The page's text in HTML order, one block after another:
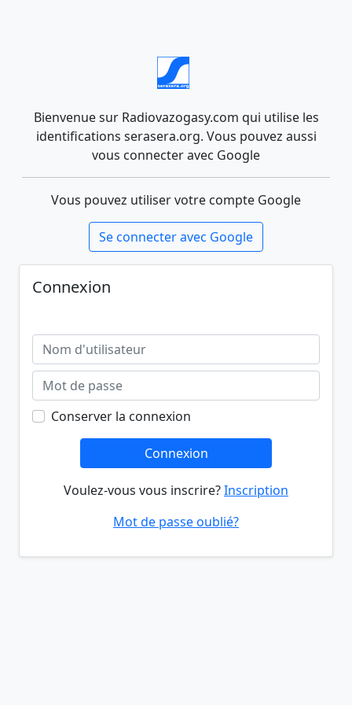
Bienvenue sur Radiovazogasy.com qui utilise les
identifications serasera.org. Vous pouvez aussi
vous connecter avec Google
Vous pouvez utiliser votre compte Google
Se connecter avec Google
Connexion
Conserver la connexion
Connexion
Voulez-vous vous inscrire?Inscription
Mot de passe oublié?